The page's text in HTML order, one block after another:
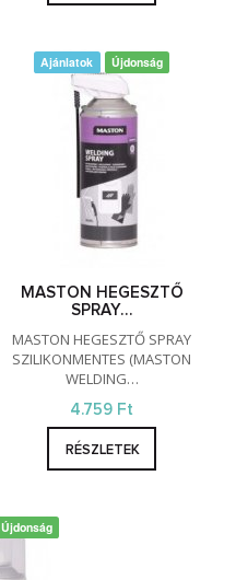
Ajánlatok Újdonság
MASTON HEGESZTŐ
SPRAY…
MASTON HEGESZTŐ SPRAY
SZILIKONMENTES (MASTON
WELDING…
4.759 Ft
RÉSZLETEK
Újdonság